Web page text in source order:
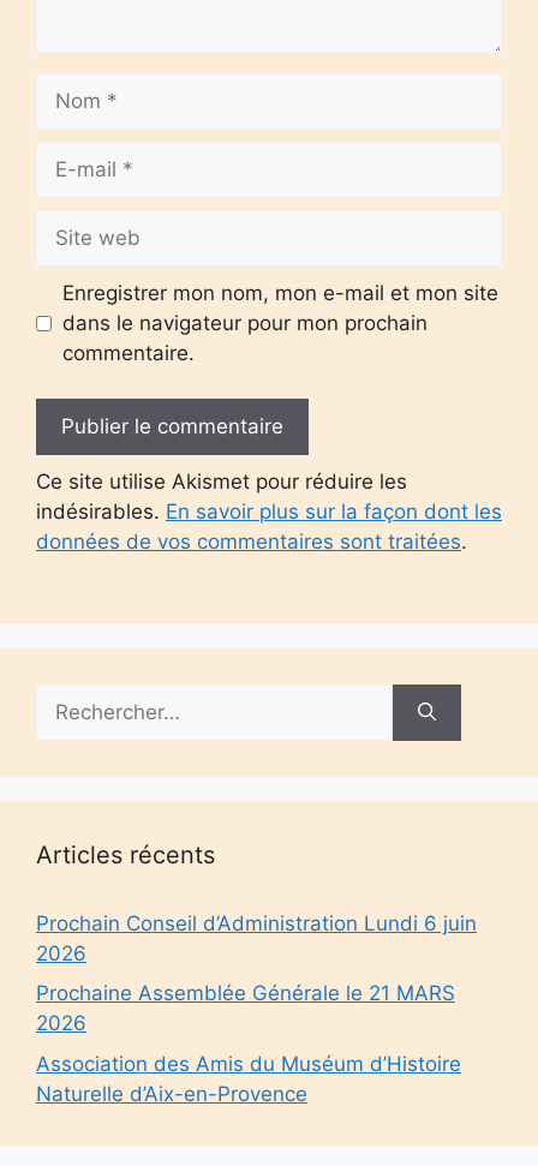
mail
web
Enregistrer mon nom, mon e-mail et mon site
dans le navigateur pour mon prochain
commentaire.
Ce site utilise Akismet pour réduire les
indésirables. En savoir plus sur la façon dont les
données de vos commentaires sont traitées.
Articles récents
Prochain Conseil d’Administration Lundi 6 juin
2026
Prochaine Assemblée Générale le 21 MARS
2026
Association des Amis du Muséum d’Histoire
Naturelle d’Aix-en-Provence